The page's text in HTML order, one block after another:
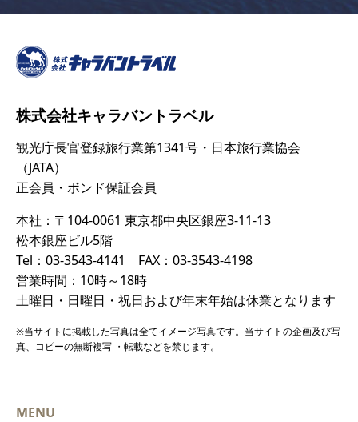
株式会社キャラバントラベル
観光庁長官登録旅行業第1341号・日本旅行業協会
（JATA）
正会員・ボンド保証会員
本社：〒104-0061 東京都中央区銀座3-11-13
松本銀座ビル5階
Tel：03-3543-4141 FAX：03-3543-4198
営業時間：10時～18時
土曜日・日曜日・祝日および年末年始は休業となります
※当サイトに掲載した写真は全てイメージ写真です。当サイトの企画及び写
真、コピーの無断複写 ・転載などを禁じます。
MENU